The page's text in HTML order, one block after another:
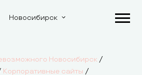
Новосибирск
Новосибирск /
Корпоративные сайты /